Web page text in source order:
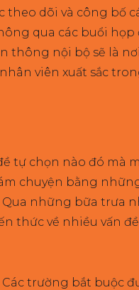
dõi và công
qua các buổi
nội bộ sẽ là
viên xuất sắc
tự chọn nào đó
chuyện bằng
những bữa trưa
thức về nhiều vấn
Các trường bắt buộc